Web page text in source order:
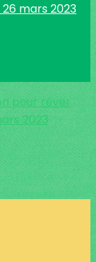
26 mars 2023
pour rêver
2023